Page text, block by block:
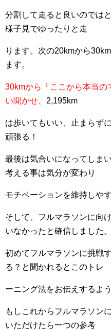
分割して走ると良いのでは
様子見でゆったりと走
ります。次の20kmから
ます。
30kmから「ここから本当
い聞かせ、 2,195km
は歩いてもいい、止まらず
頑張る！
最後は気合いになってしま
考える事は気分が変わり
モチベーションを維持しや
そして、フルマラソンに向
いなかったと確信しました。
初めてフルマラソンに挑戦
る？と聞かれるとこのトレ
ーニング法をお伝えするよ
もしこれからフルマラソン
いただけたら一つの参考